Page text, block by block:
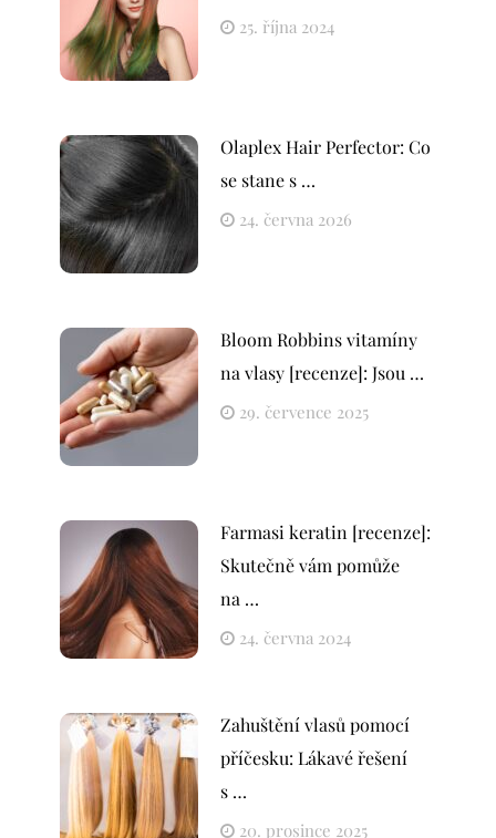
25. října 2024
Olaplex Hair Perfector: Co
se stane s …
24. června 2026
Bloom Robbins vitamíny
na vlasy [recenze]: Jsou …
29. července 2025
Farmasi keratin [recenze]:
Skutečně vám pomůže
na …
24. června 2024
Zahuštění vlasů pomocí
příčesku: Lákavé řešení
s …
20. prosince 2025